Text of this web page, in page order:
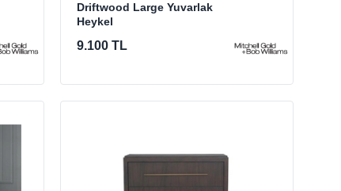
Driftwood Large Yuvarlak
Heykel
9.100 TL